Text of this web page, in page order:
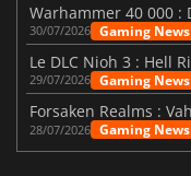
30/07/2026 Gaming News
29/07/2026 Gaming News
28/07/2026 Gaming News